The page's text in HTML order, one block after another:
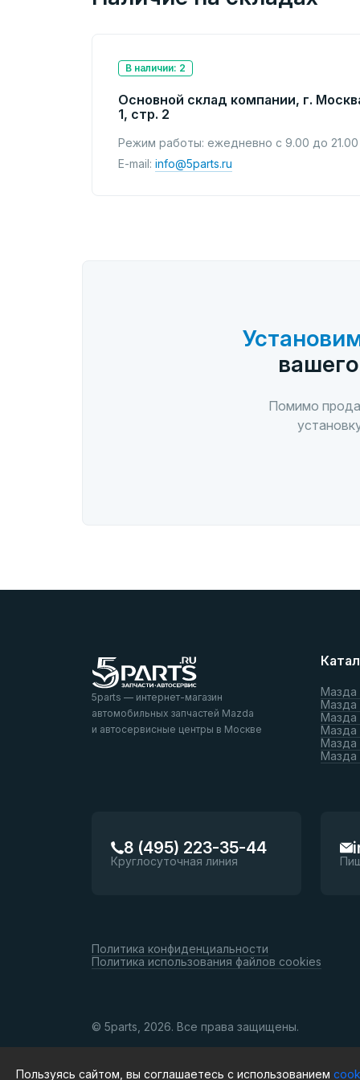
В наличии: 2
Основной склад компании, г.
1, стр. 2
Режим работы: ежедневно с 9.00 до 21.00
E-mail: info@5parts.ru
Помимо
5parts — интернет-магазин
автомобильных запчастей Mazda
и автосервисные центры в Москве
Мазда
Мазда
Мазда
Мазда
8 (495) 223-35-44
Круглосуточная линия
Политика конфиденциальности
Политика использования файлов cookies
© 5parts, 2026. Все права защищены.
Пользуясь сайтом, вы соглашаетесь с использованием